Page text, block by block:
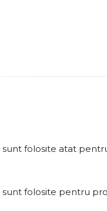
folosite atat
folosite pentru